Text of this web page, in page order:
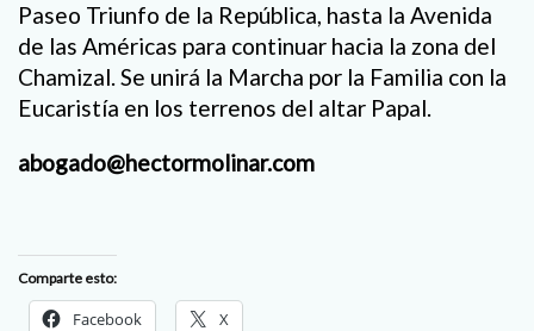
Paseo Triunfo de la República, hasta la Avenida
de las Américas para continuar hacia la zona del
Chamizal. Se unirá la Marcha por la Familia con la
Eucaristía en los terrenos del altar Papal.
abogado@hectormolinar.com
Comparte esto:
Facebook X